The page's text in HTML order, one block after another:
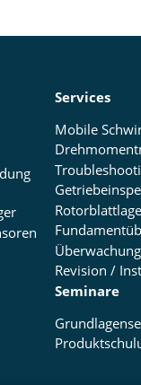
Services
Seminare